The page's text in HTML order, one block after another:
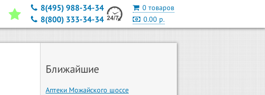
0 товаров
0.00 р.
8(495) 988-34-34
8(800) 333-34-34
Ближайшие
Аптеки Можайского шоссе